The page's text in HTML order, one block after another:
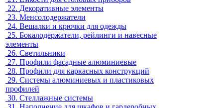
22. Декоративные элементы
23. Менсолодержатели
24. Вешалки и крючки для одежды
25. Бокалодержатели, рейлинги и навесные
элементы
26. Светильники
27. Профили фасадные алюминиевые
28. Профили для каркасных конструкций
29. Системы алюминиевых и пластиковых
профилей
30. Стеллажные системы